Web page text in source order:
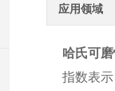
应用领域
哈氏可
指数表